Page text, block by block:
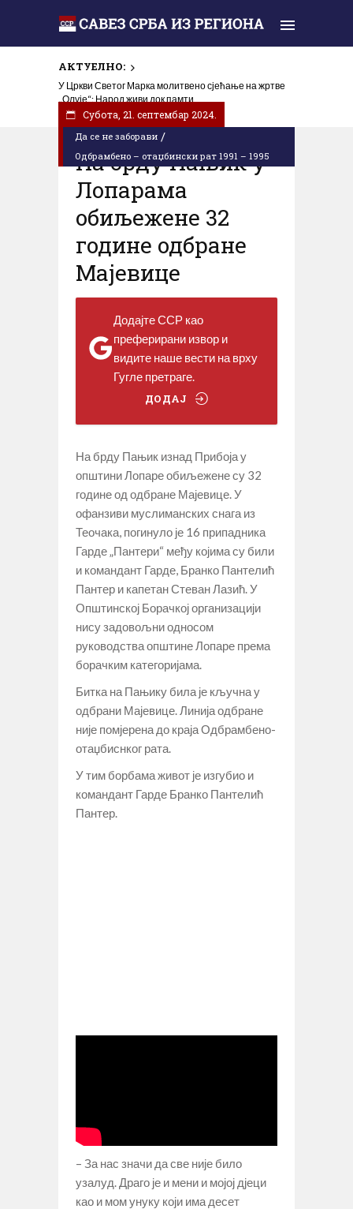
АКТУЕЛНО:
У Цркви Светог Марка молитвено сјећање на жртве
„Олује“: Народ живи док памти
Да се не заборави /
Одбрамбено – отаџбински рат 1991 – 1995
Субота, 21. септембар 2024.
На брду Пањик у
Лопарама
обиљежене 32
године одбране
Мајевице
Додајте ССР као
преферирани извор и
видите наше вести на врху
Гугле претраге.
ДОДАЈ
На брду Пањик изнад Прибоја у
општини Лопаре обиљежене су 32
године од одбране Мајевице. У
офанзиви муслиманских снага из
Теочака, погинуло је 16 припадника
Гарде „Пантери“ међу којима су били
и командант Гарде, Бранко Пантелић
Пантер и капетан Стеван Лазић. У
Општинској Борачкој организацији
нису задовољни односом
руководства општине Лопаре према
борачким категоријама.
Битка на Пањику била је кључна у
одбрани Мајевице. Линија одбране
није помјерена до краја Одбрамбено-
отаџбиснког рата.
У тим борбама живот је изгубио и
командант Гарде Бранко Пантелић
Пантер.
– За нас значи да све није било
узалуд. Драго је и мени и мојој дјеци
као и мом унуку који има десет